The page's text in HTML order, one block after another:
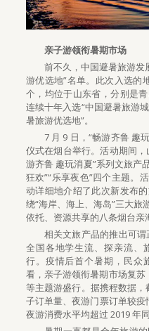
亲子游领衔暑期市场
前不久，中国避暑旅游发
游优选地”名单。此次入选的
个，均位于山东省，分别是
连续十年入选“中国避暑旅游
暑旅游优选地”。
7 月 9 日，“畅游齐鲁 趣
仪式在烟台举行。活动期间
游齐鲁 趣玩消夏”系列文旅产
狂欢”“乐享夜色”四个主题。
动详细地介绍了此次新发布
绕“海岸、海上、海岛”三大旅
依托、资源共享的八条烟台亲
相关文旅产品的推出可谓
全国各地学生流、探亲流、
行。疫情后首个暑期，民众
看，亲子游领衔暑期市场复苏
等主题游盛行。据携程数据
子订单量、夜游门票订单较疫
夜游消费水平均超过 2019 年同